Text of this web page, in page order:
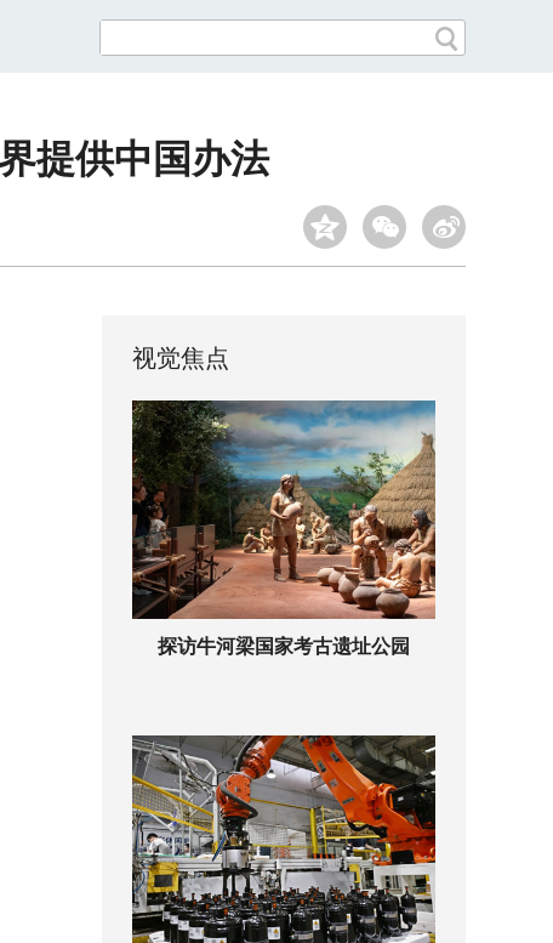
提供中国办法
视觉焦点
探访牛河梁国家考古遗址公园